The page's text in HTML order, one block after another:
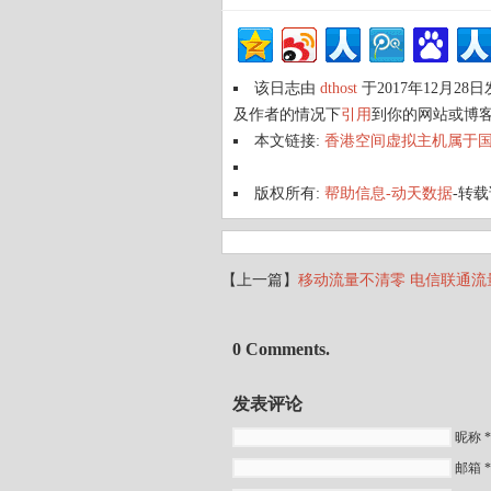
该日志由 dthost 于2017年12月28
及作者的情况下引用到你的网站或博
本文链接: 香港空间虚拟主机属于
版权所有: 帮助信息-动天数据-转
【上一篇】 移动流量不清零 电信联通
0 Comments.
发表评论
昵称 *
邮箱